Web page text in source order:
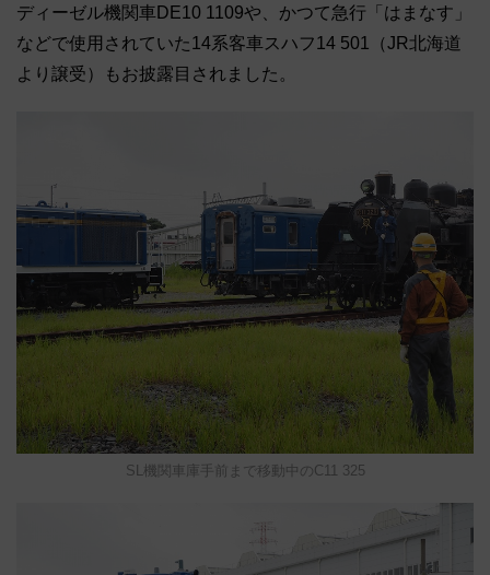
ディーゼル機関車DE10 1109や、かつて急行「はまなす」
などで使用されていた14系客車スハフ14 501（JR北海道
より譲受）もお披露目されました。
SL機関車庫手前まで移動中のC11 325